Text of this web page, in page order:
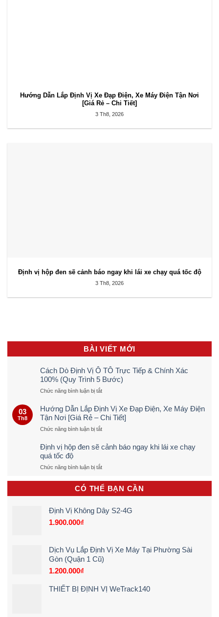
Hướng Dẫn Lắp Định Vị Xe Đạp Điện, Xe Máy Điện Tận Nơi
[Giá Rẻ – Chi Tiết]
3 Th8, 2026
Định vị hộp đen sẽ cảnh báo ngay khi lái xe chạy quá tốc độ
3 Th8, 2026
BÀI VIẾT MỚI
Cách Dò Định Vị Ô TÔ Trực Tiếp & Chính Xác
100% (Quy Trình 5 Bước)
Chức năng bình luận bị tắtở
Dò
Định
Vị
Ô
Trực
Chính
100%
(Quy
5
Bước)
03
Th8
Hướng Dẫn Lắp Định Vị Xe Đạp Điện, Xe Máy Điện
Tận Nơi [Giá Rẻ – Chi Tiết]
Chức năng bình luận bị tắtở
Dẫn
Vị
Đạp
Điện,
Máy
Điện
Rẻ
–
Chi
Định vị hộp đen sẽ cảnh báo ngay khi lái xe chạy
quá tốc độ
Chức năng bình luận bị tắtở
vị
hộp
đen
cảnh
xe
chạy
CÓ THỂ BẠN CẦN
Định Vị Không Dây S2-4G
1.900.000₫
Dịch Vụ Lắp Định Vị Xe Máy Tại Phường Sài
Gòn (Quận 1 Cũ)
1.200.000₫
THIẾT BỊ ĐỊNH VỊ WeTrack140